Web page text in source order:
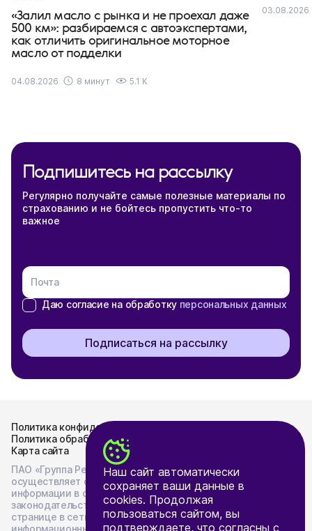
«Залил масло с рынка и не проехал даже
500 км»: разбираемся с автоэкспертами,
как отличить оригинальное моторное
масло от подделки
04.08.2026 8 минут 5.1 K
03.08.2026
Подпишитесь на рассылку
Регулярно получайте самые полезные материалы по
страхованию и не бойтесь пропустить что-то
важное
Почта
Даю согласие на обработку персональных данных
Подписаться на рассылку
Политика конфиденциальности
Политика обработки персональных данных
Карта сайта
ПАО «Группа Ренессанс Страхование»
осуществляет опубликование и раскрытие
информации в соответствии с
законодательством Российской Федерации на
странице в сети «Интернет», предоставляемой
информационным агентством - ООО «Интерфакс-
Наш сайт автоматически
сохраняет ваши данные в
cookies. Продолжая
пользоваться сайтом, вы
подтверждаете, что согласны с